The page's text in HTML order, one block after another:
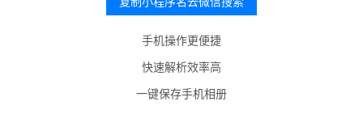
手机操作更便捷
快速解析效率高
一键保存手机相册